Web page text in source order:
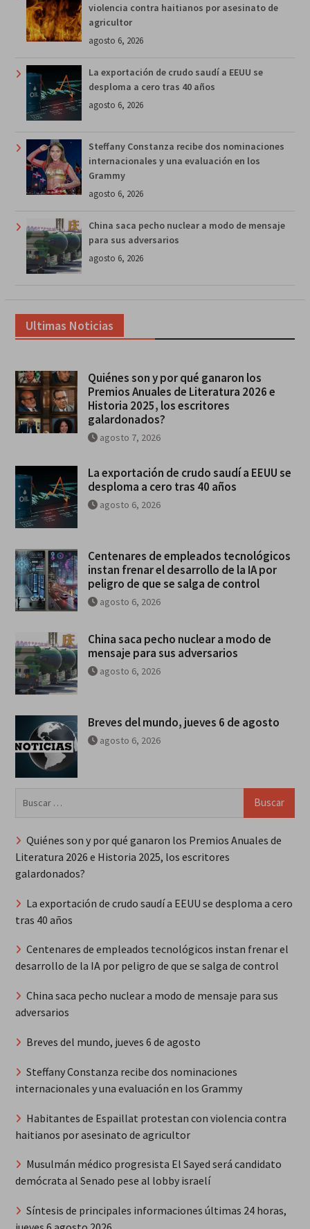
violencia contra haitianos por asesinato de
agricultor
agosto 6, 2026
La exportación de crudo saudí a EEUU se
desploma a cero tras 40 años
agosto 6, 2026
Steffany Constanza recibe dos nominaciones
internacionales y una evaluación en los
Grammy
agosto 6, 2026
China saca pecho nuclear a modo de mensaje
para sus adversarios
agosto 6, 2026
Ultimas Noticias
Quiénes son y por qué ganaron los
Premios Anuales de Literatura 2026 e
Historia 2025, los escritores
galardonados?
agosto 7, 2026
La exportación de crudo saudí a EEUU se
desploma a cero tras 40 años
agosto 6, 2026
Centenares de empleados tecnológicos
instan frenar el desarrollo de la IA por
peligro de que se salga de control
agosto 6, 2026
China saca pecho nuclear a modo de
mensaje para sus adversarios
agosto 6, 2026
Breves del mundo, jueves 6 de agosto
agosto 6, 2026
Quiénes son y por qué ganaron los Premios Anuales de
Literatura 2026 e Historia 2025, los escritores
galardonados?
La exportación de crudo saudí a EEUU se desploma a cero
tras 40 años
Centenares de empleados tecnológicos instan frenar el
desarrollo de la IA por peligro de que se salga de control
China saca pecho nuclear a modo de mensaje para sus
adversarios
Breves del mundo, jueves 6 de agosto
Steffany Constanza recibe dos nominaciones
internacionales y una evaluación en los Grammy
Habitantes de Espaillat protestan con violencia contra
haitianos por asesinato de agricultor
Musulmán médico progresista El Sayed será candidato
demócrata al Senado pese al lobby israelí
Síntesis de principales informaciones últimas 24 horas,